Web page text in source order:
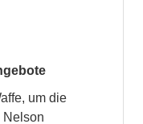
um die
Nelson